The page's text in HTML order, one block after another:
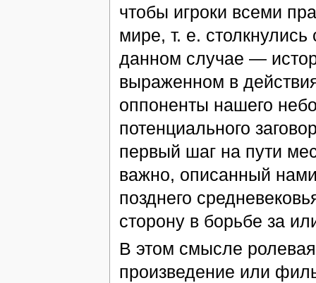
чтобы игроки всеми
мире, т. е.
данном случае —
выраженном в
оппоненты нашего
потенциального
первый шаг на пути
важно, описанный
позднего
сторону в борьбе за
В этом смысле
произведение или